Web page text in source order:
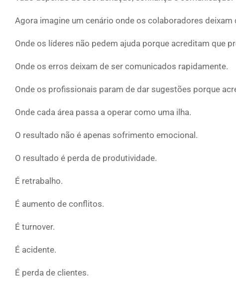
Agora imagine um cenário onde os colaboradores
Onde os líderes não pedem ajuda porque acreditam que
Onde os erros deixam de ser comunicados rapidamente.
Onde os profissionais param de dar sugestões porque
Onde cada área passa a operar como uma ilha.
O resultado não é apenas sofrimento emocional.
O resultado é perda de produtividade.
É retrabalho.
É aumento de conflitos.
É turnover.
É acidente.
É perda de clientes.